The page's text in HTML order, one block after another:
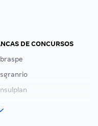
DE CONCURSOS